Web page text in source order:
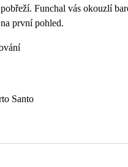
Funchal vás okouzlí
první pohled.
Santo